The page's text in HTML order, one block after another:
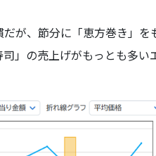
が、節分に「恵方巻き」
」の売上げがもっとも多い